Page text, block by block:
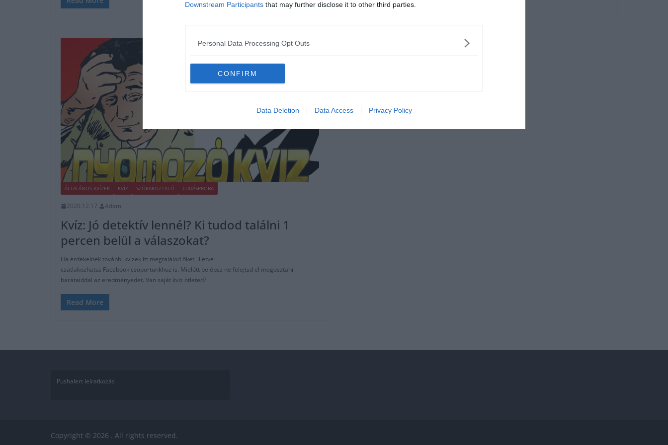
Downstream Participants that may further disclose it to other third parties.
Personal Data Processing Opt Outs
CONFIRM
Data Deletion Data Access Privacy Policy
ÁLTALÁNOS KVÍZEK KVÍZ SZÓRAKOZTATÓ TUDÁSPRÓBA
2020.12.17. Adam
Kvíz: Jó detektív lennél? Ki tudod találni 1
percen belül a válaszokat?
Ha érdekelnek további kvízek itt megtalálod őket, illetve
csatlakozhatsz Facebook csoportunkhoz is. Mielőtt belépsz ne felejtsd el megosztani
barátaiddal az eredményedet. Van saját kvíz ötleted?
Read More
Pushalert leíratkozás
Copyright © 2026 . All rights reserved.